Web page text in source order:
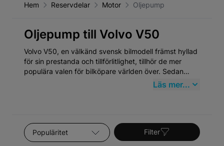
Hem Reservdelar Motor Oljepump
Oljepump till Volvo V50
Volvo V50, en välkänd svensk bilmodell främst hyllad
för sin prestanda och tillförlitlighet, tillhör de mer
populära valen för bilköpare världen över. Sedan
dess introduktion har Volvo V50 etablerat sig som en
tillbaka till 1927 och V50 är en lysande representation
av märkets evolution.
Läs mer...
Sortera efter Filter